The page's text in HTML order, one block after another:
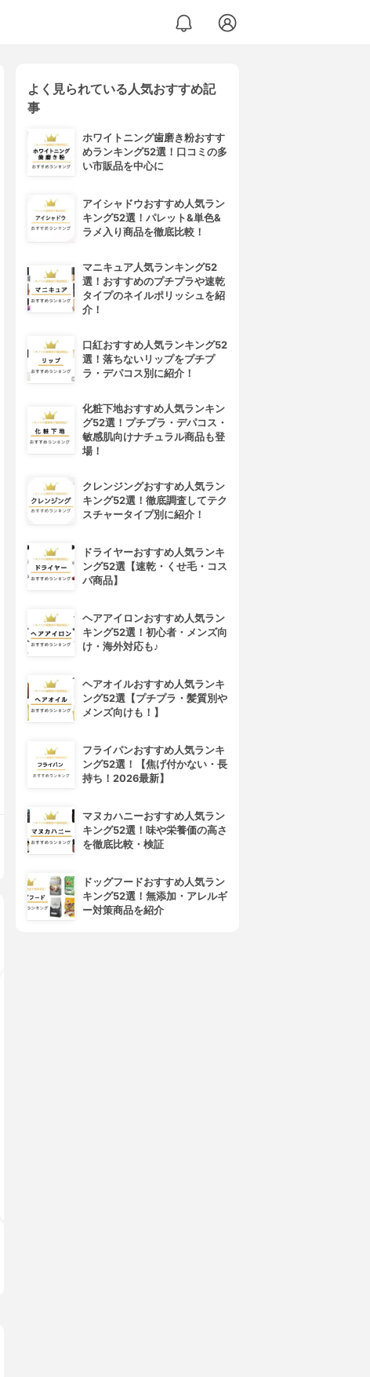
よく見られている人気おすすめ記
事
ホワイトニング歯磨き粉おすす
めランキング52選！口コミの多
い市販品を中心に
アイシャドウおすすめ人気ラン
キング52選！パレット&単色&
ラメ入り商品を徹底比較！
マニキュア人気ランキング52
選！おすすめのプチプラや速乾
タイプのネイルポリッシュを紹
介！
口紅おすすめ人気ランキング52
選！落ちないリップをプチプ
ラ・デパコス別に紹介！
化粧下地おすすめ人気ランキン
グ52選！プチプラ・デパコス・
敏感肌向けナチュラル商品も登
場！
クレンジングおすすめ人気ラン
キング52選！徹底調査してテク
スチャータイプ別に紹介！
ドライヤーおすすめ人気ランキ
ング52選【速乾・くせ毛・コス
パ商品】
ヘアアイロンおすすめ人気ラン
キング52選！初心者・メンズ向
け・海外対応も♪
ヘアオイルおすすめ人気ランキ
ング52選【プチプラ・髪質別や
メンズ向けも！】
フライパンおすすめ人気ランキ
ング52選！【焦げ付かない・長
持ち！2026最新】
マヌカハニーおすすめ人気ラン
キング52選！味や栄養価の高さ
を徹底比較・検証
ドッグフードおすすめ人気ラン
キング52選！無添加・アレルギ
ー対策商品を紹介